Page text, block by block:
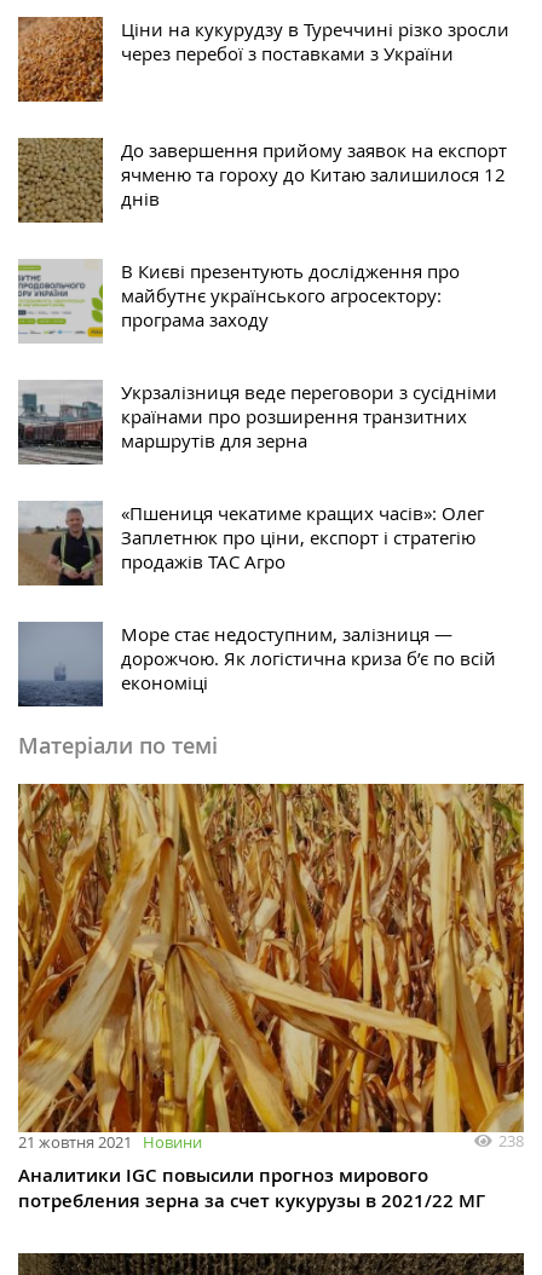
Ціни на кукурудзу в Туреччині різко зросли
через перебої з поставками з України
До завершення прийому заявок на експорт
ячменю та гороху до Китаю залишилося 12
днів
В Києві презентують дослідження про
майбутнє українського агросектору:
програма заходу
Укрзалізниця веде переговори з сусідніми
країнами про розширення транзитних
маршрутів для зерна
«Пшениця чекатиме кращих часів»: Олег
Заплетнюк про ціни, експорт і стратегію
продажів ТАС Агро
Море стає недоступним, залізниця —
дорожчою. Як логістична криза б’є по всій
економіці
Матеріали по темі
21 жовтня 2021 Новини 238
Аналитики IGC повысили прогноз мирового
потребления зерна за счет кукурузы в 2021/22 МГ